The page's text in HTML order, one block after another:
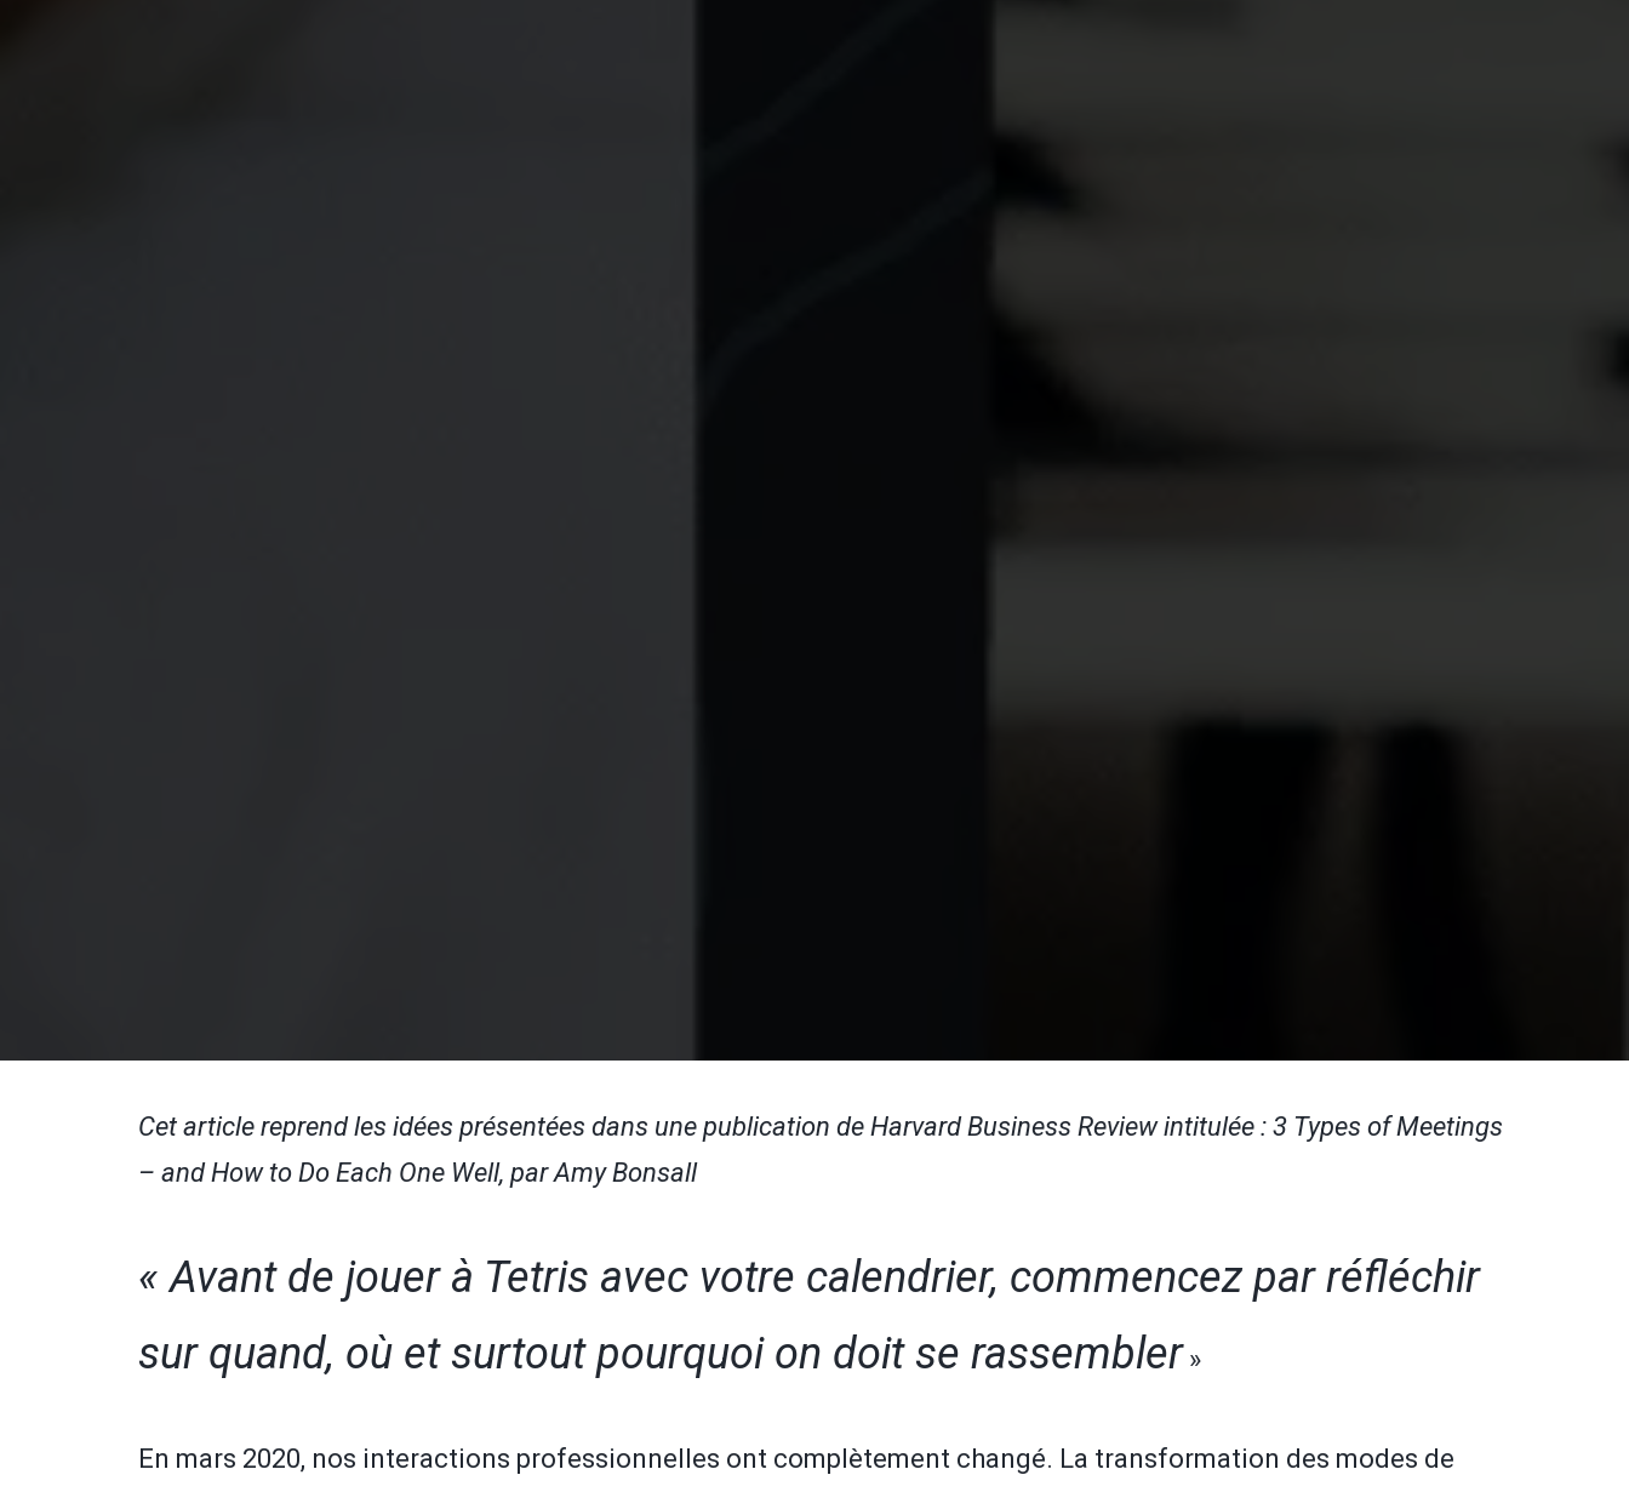
Cet article reprend les idées présentées dans une publication de Harvard Business Review intitulée : 3 Types of Meetings
– and How to Do Each One Well, par Amy Bonsall
« Avant de jouer à Tetris avec votre calendrier, commencez par réfléchir
sur quand, où et surtout pourquoi on doit se rassembler »
En mars 2020, nos interactions professionnelles ont complètement changé. La transformation des modes de